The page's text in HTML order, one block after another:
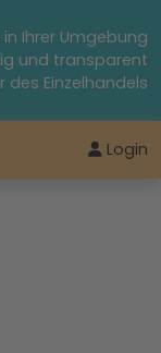
Ihrer Umgebung
und transparent
des Einzelhandels
Login